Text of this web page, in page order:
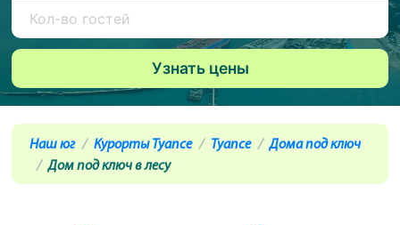
Наш юг Курорты Туапсе Туапсе
Дома под ключ
Дом под ключ в лесу